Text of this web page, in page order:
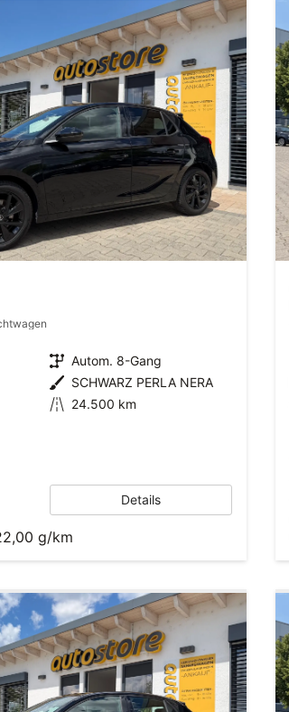
Autom. 8-Gang
SCHWARZ PERLA NERA
24.500 km
Details
g/km